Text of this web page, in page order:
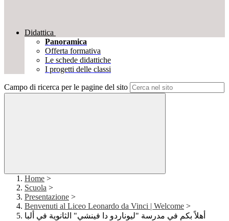
Didattica
Panoramica
Offerta formativa
Le schede didattiche
I progetti delle classi
Campo di ricerca per le pagine del sito
Home >
Scuola >
Presentazione >
Benvenuti al Liceo Leonardo da Vinci | Welcome >
أهلاً بكم في مدرسة "ليوناردو دا فينشي" الثانوية في ألبا